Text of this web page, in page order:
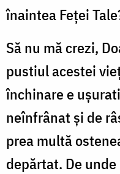
înaintea Feței
Să nu mă crezi,
pustiul acestei
închinare e
neînfrânat și de
prea multă
depărtat. De